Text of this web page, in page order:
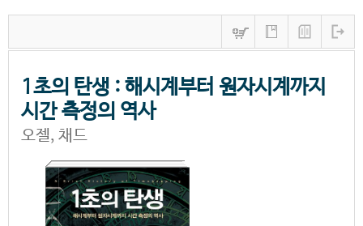
1초의 탄생 : 해시계부터 원자시계까지
시간 측정의 역사
오젤, 채드